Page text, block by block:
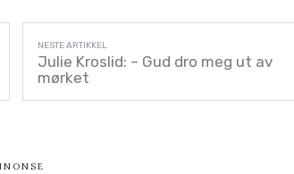
Julie Kroslid: – Gud dro meg ut av
mørket